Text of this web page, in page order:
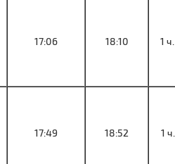
17:06 18:10 1
17:49 18:52 1